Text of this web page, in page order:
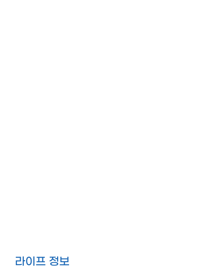
라이프 정보